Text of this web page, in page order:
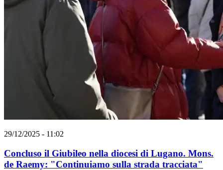
29/12/2025 - 11:02
Concluso il Giubileo nella diocesi di Lugano. Mons.
de Raemy: "Continuiamo sulla strada tracciata"